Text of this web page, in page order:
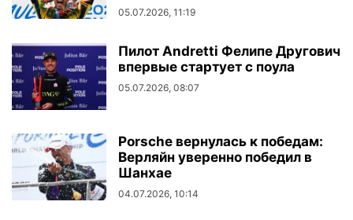
05.07.2026, 11:19
Пилот Andretti Фелипе Другович
впервые стартует с поула
05.07.2026, 08:07
Porsche вернулась к победам:
Верляйн уверенно победил в
Шанхае
04.07.2026, 10:14